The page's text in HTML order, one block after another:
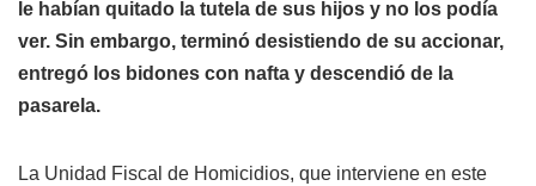
le habían quitado la tutela de sus hijos y no los podía
ver. Sin embargo, terminó desistiendo de su accionar,
entregó los bidones con nafta y descendió de la
pasarela.
La Unidad Fiscal de Homicidios, que interviene en este